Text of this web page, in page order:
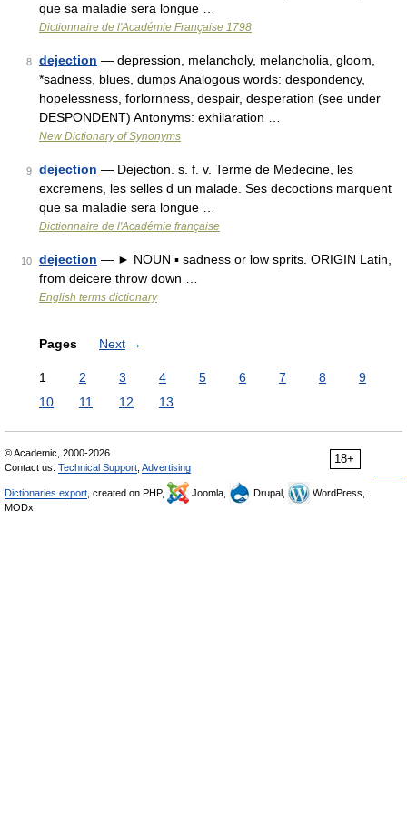
que sa maladie sera longue …
Dictionnaire de l'Académie Française 1798
8 dejection — depression, melancholy, melancholia, gloom,
*sadness, blues, dumps Analogous words: despondency,
hopelessness, forlornness, despair, desperation (see under
DESPONDENT) Antonyms: exhilaration …
New Dictionary of Synonyms
9 dejection — Dejection. s. f. v. Terme de Medecine, les
excremens, les selles d un malade. Ses decoctions marquent
que sa maladie sera longue …
Dictionnaire de l'Académie française
10 dejection — ► NOUN ▪ sadness or low sprits. ORIGIN Latin,
from deicere throw down …
English terms dictionary
Pages Next →
1 2 3 4 5 6 7 8
9
10
11 12 13
18+
© Academic, 2000-2026
Contact us: Technical Support Advertising
Dictionaries export , created on PHP, Joomla, Drupal,
WordPress,
MODx.